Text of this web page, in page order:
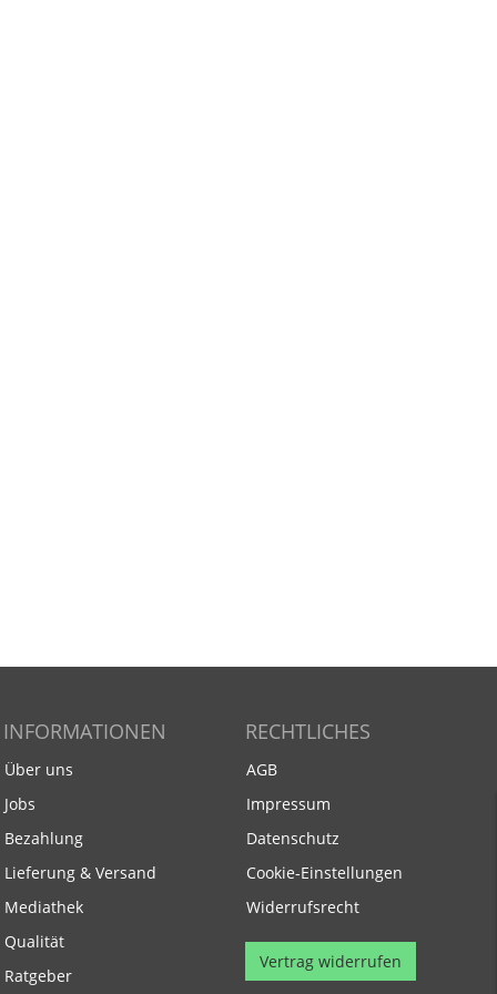
INFORMATIONEN
Über uns
Jobs
Bezahlung
Lieferung & Versand
Mediathek
Qualität
Ratgeber
RECHTLICHES
AGB
Impressum
Datenschutz
Cookie-Einstellungen
Widerrufsrecht
Vertrag widerrufen